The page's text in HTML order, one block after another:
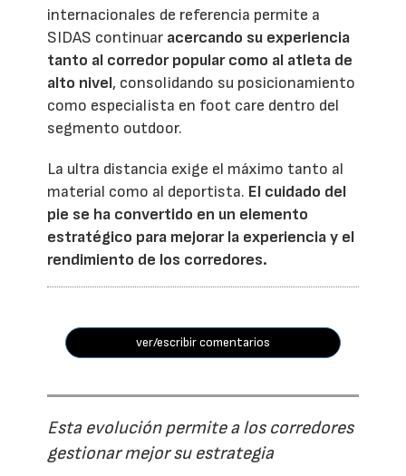
internacionales de referencia permite a
SIDAS continuar acercando su experiencia
tanto al corredor popular como al atleta de
alto nivel, consolidando su posicionamiento
como especialista en foot care dentro del
segmento outdoor.
La ultra distancia exige el máximo tanto al
material como al deportista. El cuidado del
pie se ha convertido en un elemento
estratégico para mejorar la experiencia y el
rendimiento de los corredores.
ver/escribir comentarios
Esta evolución permite a los corredores
gestionar mejor su estrategia